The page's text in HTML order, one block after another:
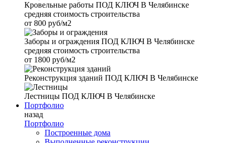
Кровельные работы ПОД КЛЮЧ В Челябинске
средняя стоимость строительства
от 800 руб/м2
Заборы и ограждения ПОД КЛЮЧ В Челябинске
средняя стоимость строительства
от 1800 руб/м2
Реконструкция зданий ПОД КЛЮЧ В Челябинске
Лестницы ПОД КЛЮЧ В Челябинске
Портфолио
назад
Портфолио
Построенные дома